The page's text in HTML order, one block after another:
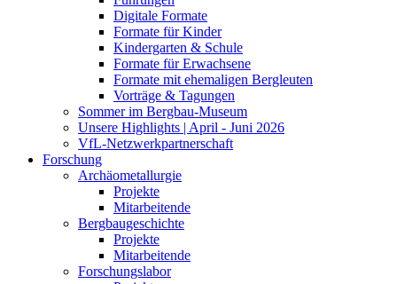
Digitale Formate
Formate für Kinder
Kindergarten & Schule
Formate für Erwachsene
Formate mit ehemaligen Bergleuten
Vorträge & Tagungen
Sommer im Bergbau-Museum
Unsere Highlights | April - Juni 2026
VfL-Netzwerkpartnerschaft
Forschung
Archäometallurgie
Projekte
Mitarbeitende
Bergbaugeschichte
Projekte
Mitarbeitende
Forschungslabor